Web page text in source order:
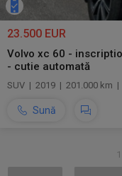
23.500 EUR
Volvo xc 60 -
- cutie automată
SUV | 2019 | 201.000 km
Sună